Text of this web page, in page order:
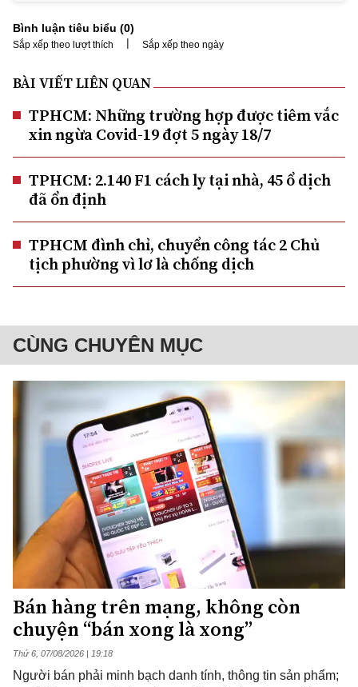
Bình luận tiêu biểu (0)
Sắp xếp theo lượt thích | Sắp xếp theo ngày
BÀI VIẾT LIÊN QUAN
TPHCM: Những trường hợp được tiêm vắc
xin ngừa Covid-19 đợt 5 ngày 18/7
TPHCM: 2.140 F1 cách ly tại nhà, 45 ổ dịch
đã ổn định
TPHCM đình chỉ, chuyển công tác 2 Chủ
tịch phường vì lơ là chống dịch
CÙNG CHUYÊN MỤC
Bán hàng trên mạng, không còn
chuyện “bán xong là xong”
Thứ 6, 07/08/2026 | 19:18
Người bán phải minh bạch danh tính, thông tin sản phẩm;